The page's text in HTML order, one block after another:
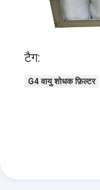
उत्पाद
टैग:
G4 वायु शोधक फ़िल्टर